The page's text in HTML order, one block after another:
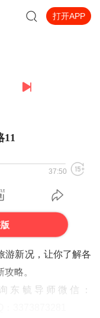
打开APP
11
37:50
游新况，让你了解各
略。
东毓导师微信：